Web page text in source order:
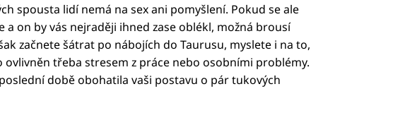
spousta lidí nemá na sex ani pomyšlení. Pokud se ale
a on by vás nejraději ihned zase oblékl, možná brousí
začnete šátrat po nábojích do Taurusu, myslete i na to,
ovlivněn třeba stresem z práce nebo osobními problémy.
době obohatila vaši postavu o pár tukových